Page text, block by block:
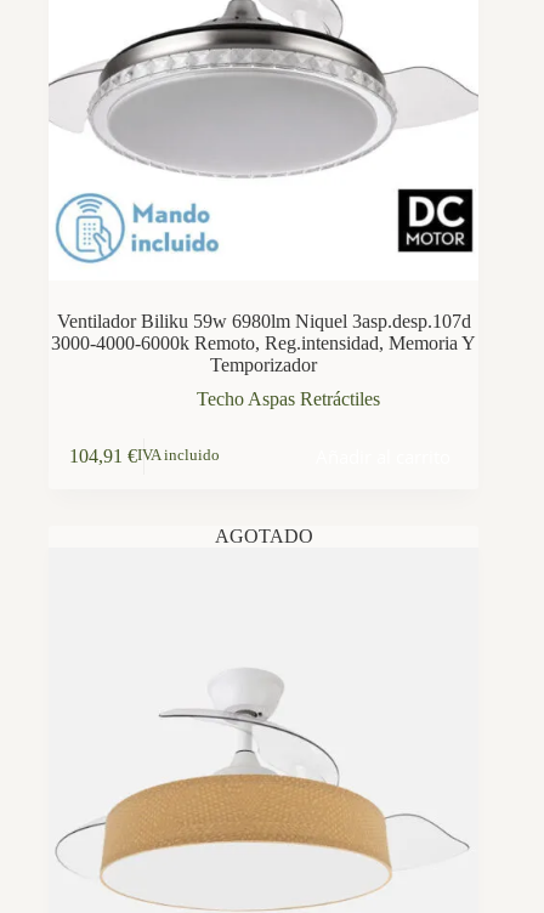
Ventilador Biliku 59w 6980lm Niquel 3asp.desp.107d
3000-4000-6000k Remoto, Reg.intensidad, Memoria Y
Temporizador
Techo Aspas Retráctiles
104,91 €IVA incluido
AGOTADO